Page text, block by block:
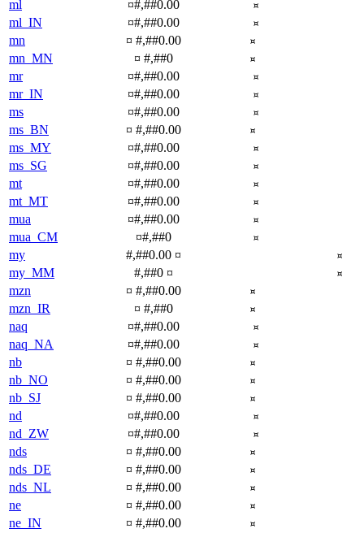
ml ¤#,##0.00 ¤
ml_IN ¤#,##0.00 ¤
mn ¤ #,##0.00 ¤
mn_MN ¤ #,##0 ¤
mr ¤#,##0.00 ¤
mr_IN ¤#,##0.00 ¤
ms ¤#,##0.00 ¤
ms_BN ¤ #,##0.00 ¤
ms_MY ¤#,##0.00 ¤
ms_SG ¤#,##0.00 ¤
mt ¤#,##0.00 ¤
mt_MT ¤#,##0.00 ¤
mua ¤#,##0.00 ¤
mua_CM ¤#,##0 ¤
my #,##0.00 ¤ ¤
my_MM #,##0 ¤ ¤
mzn ¤ #,##0.00 ¤
mzn_IR ¤ #,##0 ¤
naq ¤#,##0.00 ¤
naq_NA ¤#,##0.00 ¤
nb ¤ #,##0.00 ¤
nb_NO ¤ #,##0.00 ¤
nb_SJ ¤ #,##0.00 ¤
nd ¤#,##0.00 ¤
nd_ZW ¤#,##0.00 ¤
nds ¤ #,##0.00 ¤
nds_DE ¤ #,##0.00 ¤
nds_NL ¤ #,##0.00 ¤
ne ¤ #,##0.00 ¤
ne_IN ¤ #,##0.00 ¤